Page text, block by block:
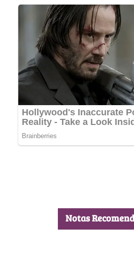
Notas